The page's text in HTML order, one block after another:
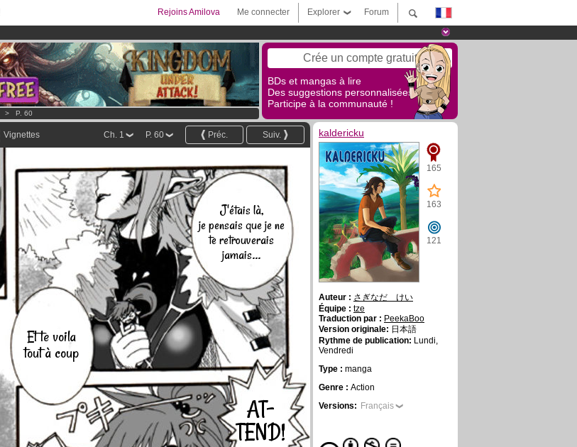
Forum
Explorer
Me connecter
Rejoins Amilova
!Clique ici pour t'abonner
Crée un compte gratuit
BDs et mangas à lire
Des suggestions personnalisées !
Participe à la communauté !
> P. 60
Vignettes Suiv.
Préc.
P. 60
Ch. 1
J'étais là,
je pensais que je ne
te retrouverais
jamais...
Et te voila
tout à coup
AT-
TEND!
kaldericku
165
163
121
Auteur : さぎなだ けい
Équipe : tze
Traduction par : PeekaBoo
Version originale: 日本語
Rythme de publication: Lundi,
Vendredi
Type : manga
Genre : Action
Versions: Français